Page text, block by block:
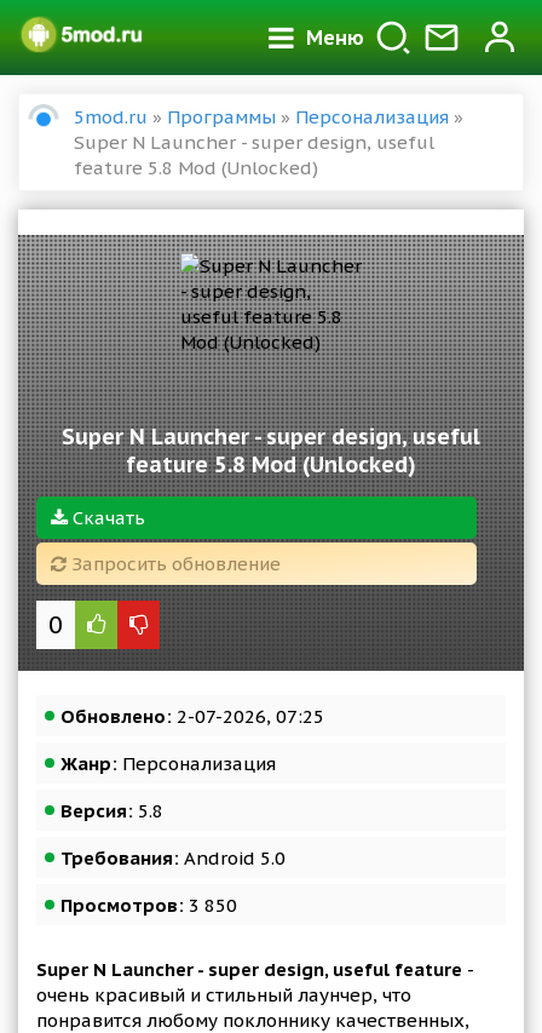
Меню
5mod.ru » Программы » Персонализация »
Super N Launcher - super design, useful
feature 5.8 Mod (Unlocked)
Super N Launcher - super design, useful
feature 5.8 Mod (Unlocked)
Скачать
Запросить обновление
0
Обновлено: 2-07-2026, 07:25
Жанр: Персонализация
Версия: 5.8
Требования: Android 5.0
Просмотров: 3 850
Super N Launcher - super design, useful feature -
очень красивый и стильный лаунчер, что
понравится любому поклоннику качественных,